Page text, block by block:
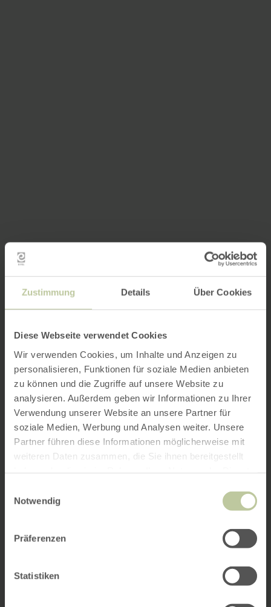
Zustimmung Details Über Cookies
Diese Webseite verwendet Cookies
Wir verwenden Cookies, um Inhalte und Anzeigen zu
personalisieren, Funktionen für soziale Medien anbieten
zu können und die Zugriffe auf unsere Website zu
analysieren. Außerdem geben wir Informationen zu Ihrer
Verwendung unserer Website an unsere Partner für
soziale Medien, Werbung und Analysen weiter. Unsere
Partner führen diese Informationen möglicherweise mit
weiteren Daten zusammen, die Sie ihnen bereitgestellt
Notwendig
Präferenzen
Statistiken